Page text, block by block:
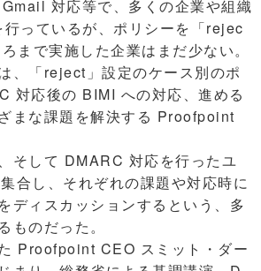
対応等で、多くの企業や組織
っているが、ポリシーを「rejec
まで実施した企業はまだ少ない。
、「reject」設定のケース別のポ
対応後の BIMI への対応、進める
まな課題を解決する Proofpoint
そして DMARC 対応を行ったユ
合し、それぞれの課題や対応時に
ディスカッションするという、多
ものだった。
Proofpoint CEO スミット・ダー